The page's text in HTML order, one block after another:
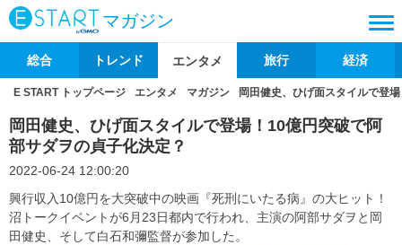
マガジン
総合 トレンド エンタメ 旅行 経済
E START トップページ エンタメ マガジン 岡田健史、ひげ面スタイルで登
岡田健史、ひげ面スタイルで登場！10億円突破で阿
部サダヲの貞子化決定？
2022-06-24 12:00:20
興行収入10億円を大突破中の映画『死刑にいたる病』の大ヒット！
沼トークイベントが6月23日都内で行われ、主演の阿部サダヲと岡
田健史、そして白石和彌監督が参加した。